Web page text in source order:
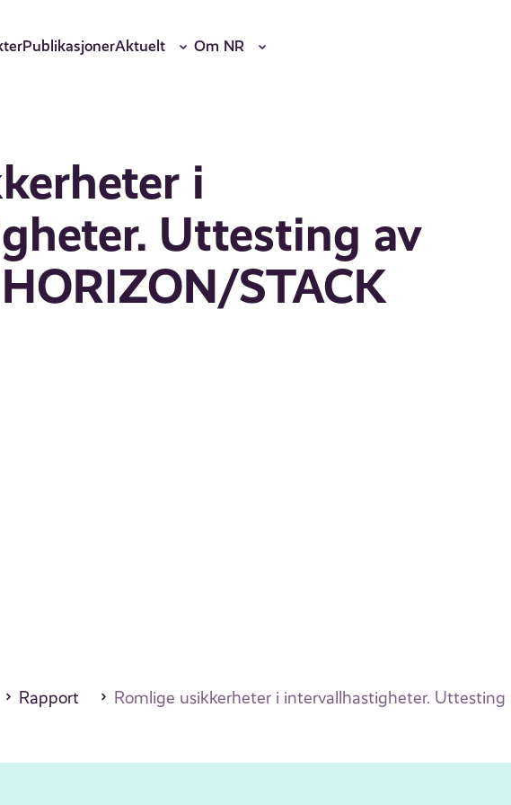
PublikasjonerAktuelt Om NR
i
Uttesting av
STACK
Rapport Romlige usikkerheter i intervallhastigheter.